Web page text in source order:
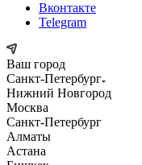
Вконтакте
Telegram
Ваш город
Санкт-Петербург
Нижний Новгород
Москва
Санкт-Петербург
Алматы
Астана